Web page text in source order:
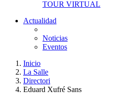
TOUR VIRTUAL
Actualidad
Noticias
Eventos
Inicio
La Salle
Directori
Eduard Xufré Sans